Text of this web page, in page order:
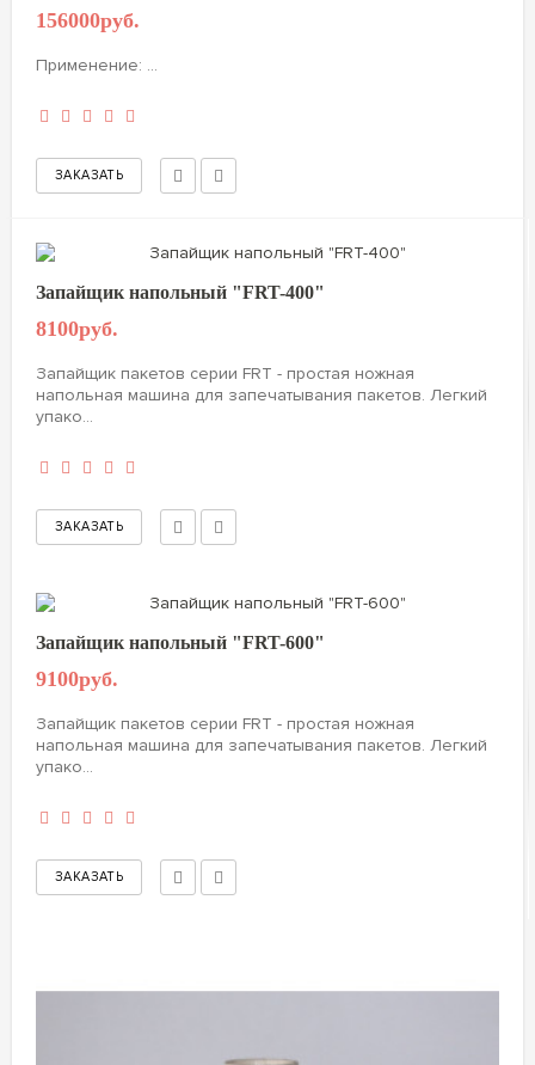
156000руб.
Применение: ...
Запайщик напольный "FRT-400"
8100руб.
Запайщик пакетов серии FRT - простая ножная
напольная машина для запечатывания пакетов. Легкий
упако...
Запайщик напольный "FRT-600"
9100руб.
Запайщик пакетов серии FRT - простая ножная
напольная машина для запечатывания пакетов. Легкий
упако...